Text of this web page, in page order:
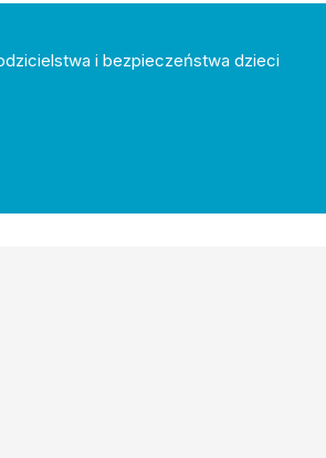
i bezpieczeństwa dzieci